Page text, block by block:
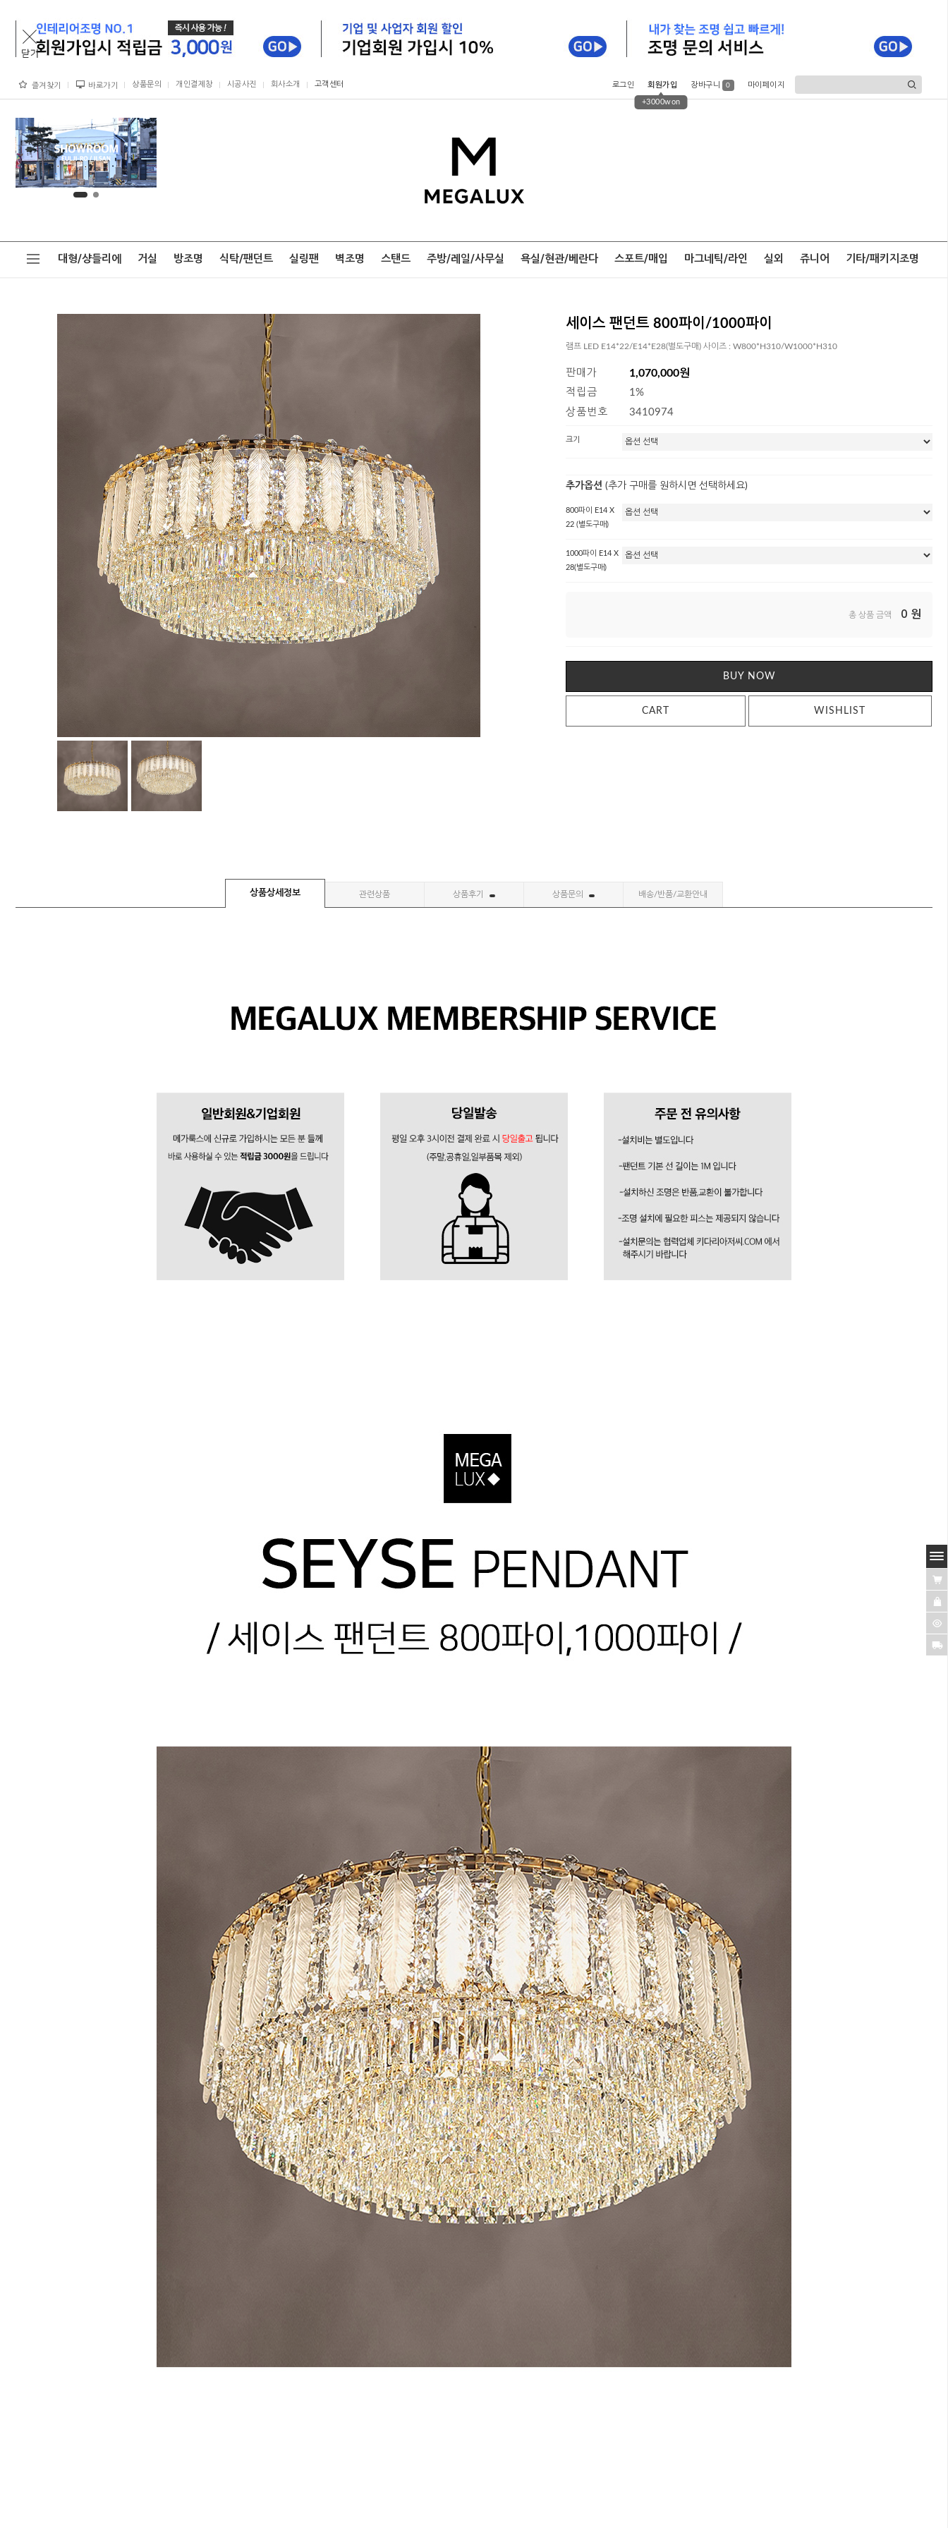
즐겨찾기 바로가기 상품문의 개인결제창 시공사진 회사소개 고객센터 로그인 회원가입
+3000won
장바구니 0 마이페이지
대형/샹들리에 거실 방조명 식탁/팬던트 실링팬 벽조명 스탠드 주방/레일/사무실 욕실/현관/베란다 스포트/매입 마그네틱/라인 실외 쥬니어 기타/패키지조명
세이스 팬던트 800파이/1000파이
램프 LED E14*22/E14*E28(별도구매) 사이즈 : W800*H310/W1000*H310
판매가 1,070,000원
적립금
1%
상품번호
3410974
크기
추가옵션 (추가 구매를 원하시면 선택하세요)
800파이 E14 X
22 (별도구매)
1000파이 E14 X
28(별도구매)
총 상품 금액 0 원
BUY NOW
CART WISHLIST
상품상세정보 관련상품 상품후기 상품문의 배송/반품/교환안내